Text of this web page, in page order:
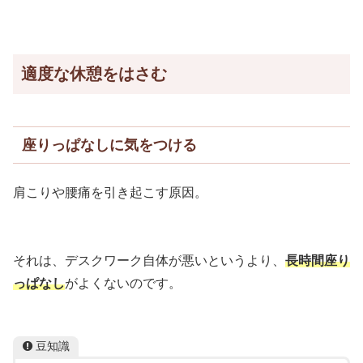
適度な休憩をはさむ
座りっぱなしに気をつける
肩こりや腰痛を引き起こす原因。
それは、デスクワーク自体が悪いというより、 長時間座り
っぱなしがよくないのです。
豆知識